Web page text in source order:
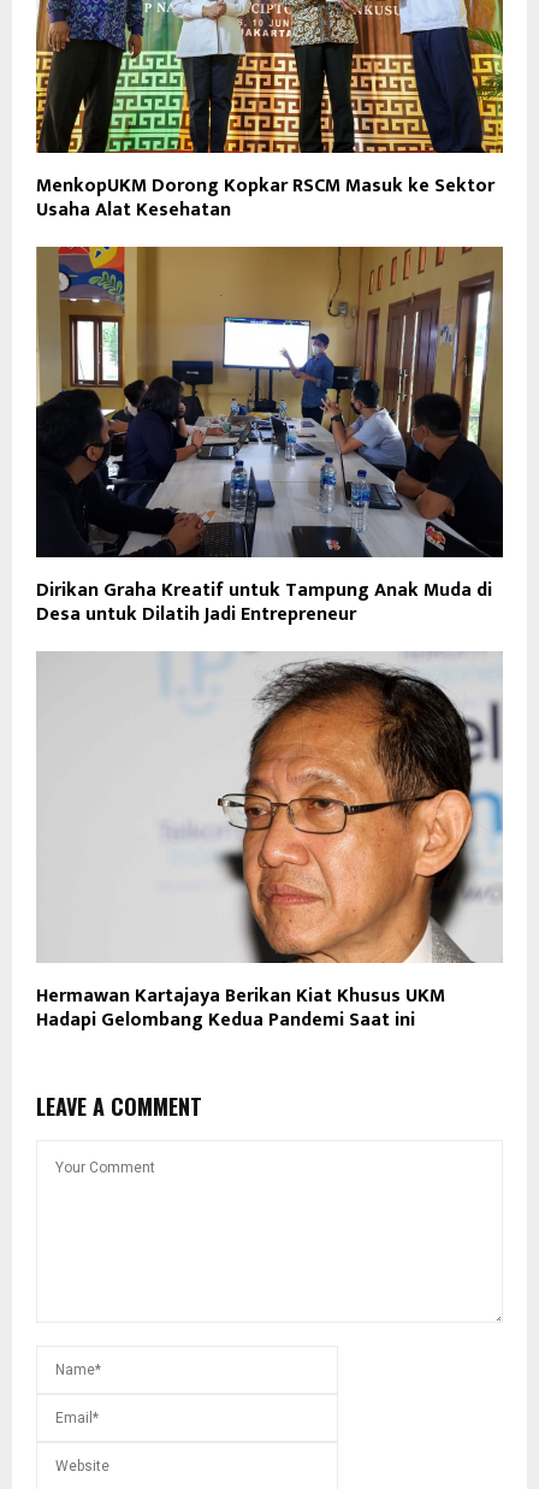
MenkopUKM Dorong Kopkar RSCM Masuk ke Sektor
Usaha Alat Kesehatan
Dirikan Graha Kreatif untuk Tampung Anak Muda di
Desa untuk Dilatih Jadi Entrepreneur
Hermawan Kartajaya Berikan Kiat Khusus UKM
Hadapi Gelombang Kedua Pandemi Saat ini
LEAVE A COMMENT